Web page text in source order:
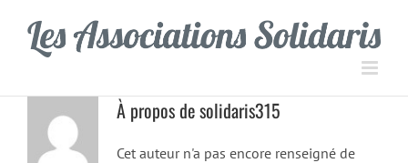
contenu
À propos desolidaris315
Cet auteur n'a pas encore renseigné de